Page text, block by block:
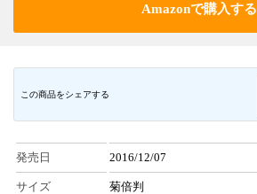
Amazonで購入する
この商品をシェアする
発売日 2016/12/07
サイズ 菊倍判